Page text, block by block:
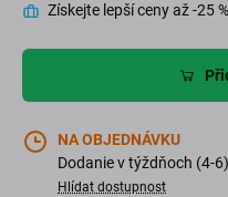
Získejte lepší ceny až -25
NA OBJEDNÁVKU
Dodanie v týždňoch (4-6)
Hlídat dostupnost